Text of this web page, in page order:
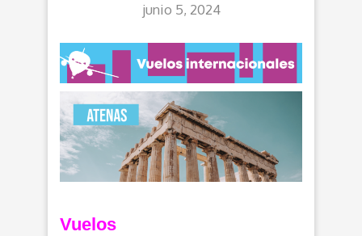
junio 5, 2024
Vuelos